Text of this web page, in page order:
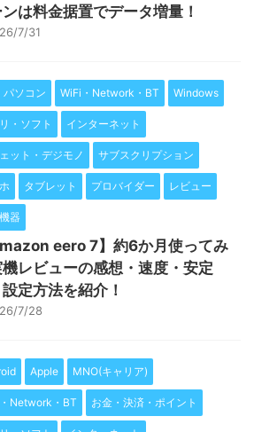
は料金据置でデータ増量！
7/31
パソコン WiFi・Network・BT Windows
・ソフト インターネット
ット・デジモノ サブスクリプション
タブレット プロバイダー レビュー
器
eero 7】約6か月使ってみ
レビューの感想・速度・安定
定方法を紹介！
7/28
Apple MNO(キャリア)
Network・BT お金・決済・ポイント